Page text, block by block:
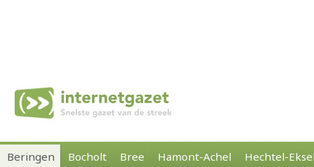
Beringen Bocholt Bree Hamont-Achel Hechtel-